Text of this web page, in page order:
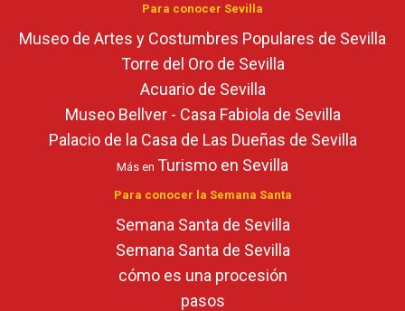
Para conocer Sevilla
Museo de Artes y Costumbres Populares de Sevilla
Torre del Oro de Sevilla
Acuario de Sevilla
Museo Bellver - Casa Fabiola de Sevilla
Palacio de la Casa de Las Dueñas de Sevilla
Más en Turismo en Sevilla
Para conocer la Semana Santa
Semana Santa de Sevilla
Semana Santa de Sevilla
cómo es una procesión
pasos